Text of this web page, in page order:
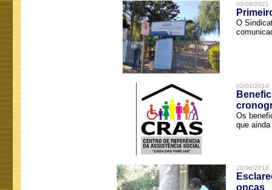
03/09/2021
O
02/01/2019
Os
que
20/06/2018
onças